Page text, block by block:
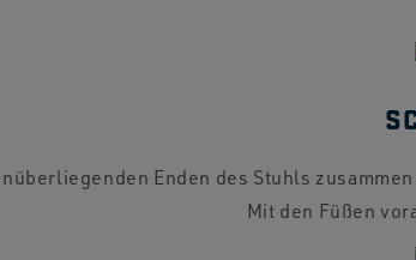
Enden des Stuhls
Mit den Füßen